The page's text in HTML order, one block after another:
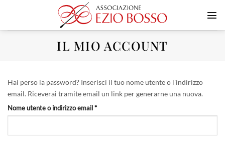
contenuti
IL MIO ACCOUNT
Hai perso la password? Inserisci il tuo nome utente o l'indirizzo
email. Riceverai tramite email un link per generarne una nuova.
Nome utente o indirizzo email*Richiesto